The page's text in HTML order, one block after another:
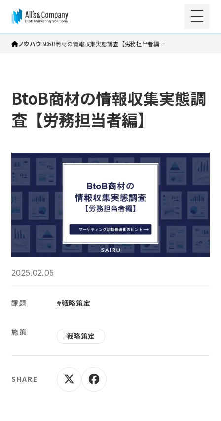
ノウハウBtoB商材の情報収集実態調査【労務担当者編…
BtoB商材の情報収集実態調
査【労務担当者編】
2025.02.05
課題 #戦略策定
施策 戦略策定
SHARE